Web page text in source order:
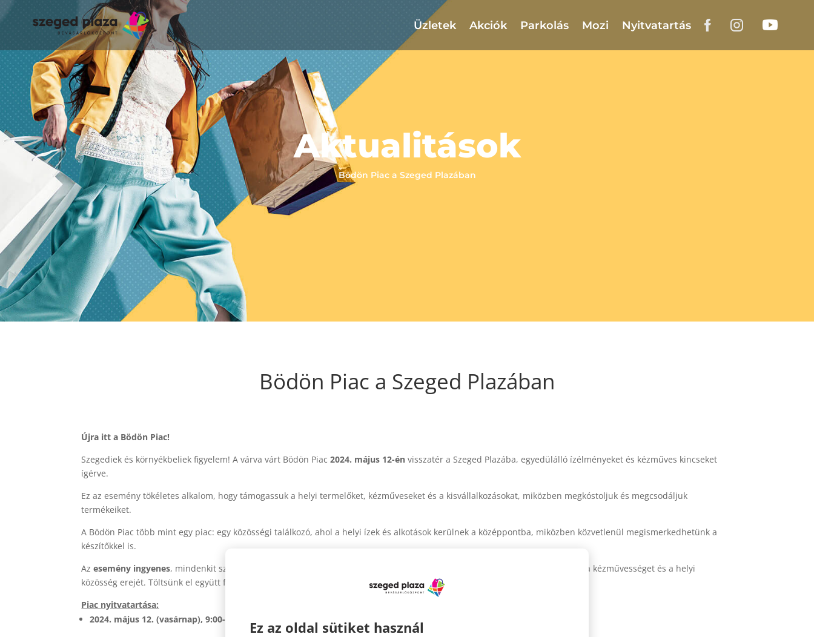
Üzletek Akciók Parkolás Mozi Nyitvatartás
Aktualitások
Bödön Piac a Szeged Plazában
Bödön Piac a Szeged Plazában
Újra itt a Bödön Piac!
Szegediek és környékbeliek figyelem! A várva várt Bödön Piac2024. május 12-énvisszatér a Szeged Plazába, egyedülálló ízélményeket és kézműves kincseket
ígérve.
Ez az esemény tökéletes alkalom, hogy támogassuk a helyi termelőket, kézműveseket és a kisvállalkozásokat, miközben megkóstoljuk és megcsodáljuk
termékeiket.
A Bödön Piac több mint egy piac: egy közösségi találkozó, ahol a helyi ízek és alkotások kerülnek a középpontba, miközben közvetlenül megismerkedhetünk a
készítőkkel is.
Azesemény ingyenes, mindenkit szeretettel várunk. Ne hagyjátok ki ezt a napot a Szeged Plazában, ahol együtt ünnepeljük a kézművességet és a helyi
közösség erejét. Töltsünk el együtt felejthetetlen pillanatokat, fedezzünk fel új ízeket és termékeket!
Piac nyitvatartása:
2024. május 12. (vasárnap), 9:00-14:00
Ez az oldal sütiket használ